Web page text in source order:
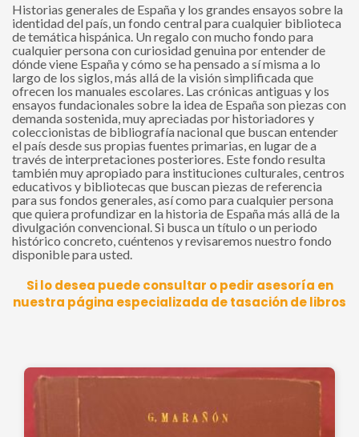
Historias generales de España y los grandes ensayos sobre la
identidad del país, un fondo central para cualquier biblioteca
de temática hispánica. Un regalo con mucho fondo para
cualquier persona con curiosidad genuina por entender de
dónde viene España y cómo se ha pensado a sí misma a lo
largo de los siglos, más allá de la visión simplificada que
ofrecen los manuales escolares. Las crónicas antiguas y los
ensayos fundacionales sobre la idea de España son piezas con
demanda sostenida, muy apreciadas por historiadores y
coleccionistas de bibliografía nacional que buscan entender
el país desde sus propias fuentes primarias, en lugar de a
través de interpretaciones posteriores. Este fondo resulta
también muy apropiado para instituciones culturales, centros
educativos y bibliotecas que buscan piezas de referencia
para sus fondos generales, así como para cualquier persona
que quiera profundizar en la historia de España más allá de la
divulgación convencional. Si busca un título o un periodo
histórico concreto, cuéntenos y revisaremos nuestro fondo
disponible para usted.
Si lo desea puede consultar o pedir asesoría en
nuestra página especializada de tasación de libros